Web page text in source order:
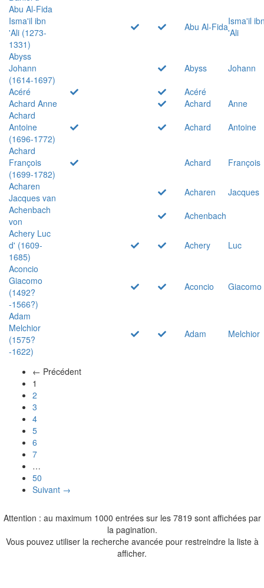
Abu Al-Fida
Isma'il ibn
'Ali (1273-
1331)
Abu Al-FidaIsma'il
'Ali
Abyss
Johann
(1614-1697)
Abyss
Johann
Acéré
Acéré
Achard Anne
Achard
Anne
Achard
Antoine
(1696-1772)
Achard
Antoine
Achard
François
(1699-1782)
Achard
François
Acharen
Jacques van
Acharen
Jacques
Achenbach
von
Achenbach
Achery Luc
d' (1609-
1685)
Achery
Luc
Aconcio
Giacomo
(1492?
-1566?)
Aconcio Giacomo
Adam
Melchior
(1575?
-1622)
Adam Melchior
← Précédent
1
2
3
4
5
6
7
…
50
Suivant →
Attention : au maximum 1000 entrées sur les 7819 sont affichées par
la pagination.
Vous pouvez utiliser la recherche avancée pour restreindre la liste à
afficher.